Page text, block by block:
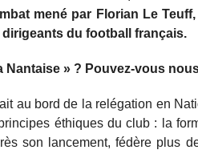
mené par Florian Le
dirigeants du football français.
Nantaise » ? Pouvez-vous
au bord de la relégation en
éthiques du club : la
son lancement, fédère plus